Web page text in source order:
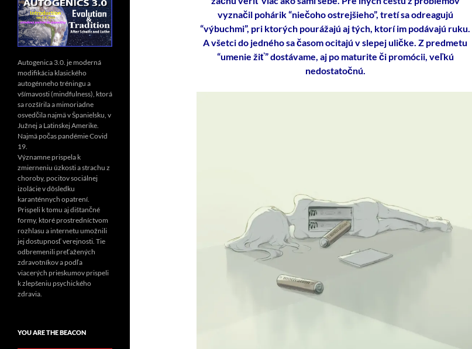
vyznačil pohárik “niečoho ostrejšieho”, tretí sa odreagujú
“výbuchmi”, pri ktorých pourážajú aj tých, ktorí im podávajú ruku.
A všetci do jedného sa časom ocitajú v slepej uličke. Z predmetu
“umenie žiť” dostávame, aj po maturite či promócii, veľkú
nedostatočnú.
Autogenica 3.0. je moderná
modifikácia klasického
autogénneho tréningu a
všímavosti (mindfulness), ktorá
sa rozšírila a mimoriadne
osvedčila najmä v Španielsku, v
Južnej a Latinskej Amerike.
Najmä počas pandémie Covid
19.
Významne prispela k
zmierneniu úzkosti a strachu z
choroby, pocitov sociálnej
izolácie v dôsledku
karanténnych opatrení.
Prispeli k tomu aj dištančné
formy, ktoré prostredníctvom
rozhlasu a internetu umožnili
jej dostupnosť verejnosti. Tie
odbremenili preťažených
zdravotníkov a podľa
viacerých prieskumov prispeli
k zlepšeniu psychického
zdravia.
YOU ARE THE BEACON